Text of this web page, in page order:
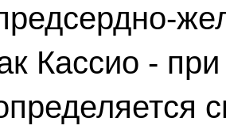
Кассио -